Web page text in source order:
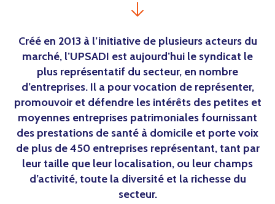
Créé en 2013 à l’initiative de plusieurs acteurs du
marché, l’UPSADI est aujourd’hui le syndicat le
plus représentatif du secteur, en nombre
d’entreprises. Il a pour vocation de représenter,
promouvoir et défendre les intérêts des petites et
moyennes entreprises patrimoniales fournissant
des prestations de santé à domicile et porte voix
de plus de 450 entreprises représentant, tant par
leur taille que leur localisation, ou leur champs
d’activité, toute la diversité et la richesse du
secteur.